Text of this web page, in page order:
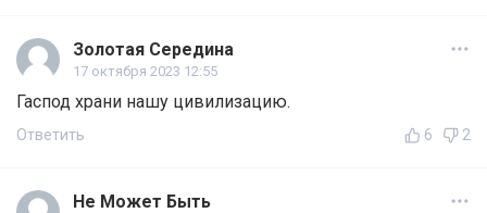
Золотая Середина
17 октября 2023 12:55
Гаспод храни нашу цивилизацию.
Ответить 6 2
Не Может Быть